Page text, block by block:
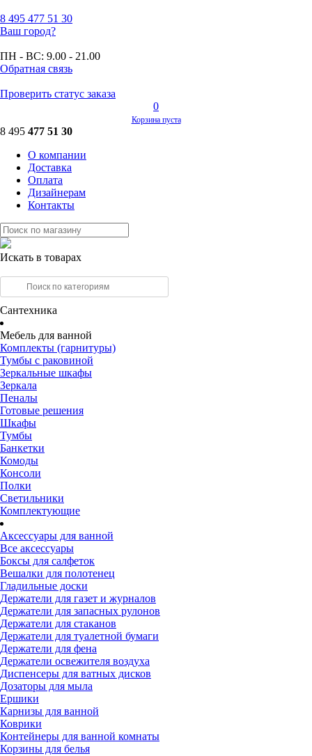
8 495 477 51 30
Ваш город?
ПН - ВС: 9.00 - 21.00
Обратная связь
Проверить статус заказа
0
Корзина пуста
8 495 477 51 30
О компании
Доставка
Оплата
Дизайнерам
Контакты
Искать в товарах
Сантехника
Мебель для ванной
Комплекты (гарнитуры)
Тумбы с раковиной
Зеркальные шкафы
Зеркала
Пеналы
Готовые решения
Шкафы
Тумбы
Банкетки
Комоды
Консоли
Полки
Светильники
Комплектующие
Аксессуары для ванной
Все аксессуары
Боксы для салфеток
Вешалки для полотенец
Гладильные доски
Держатели для газет и журналов
Держатели для запасных рулонов
Держатели для стаканов
Держатели для туалетной бумаги
Держатели для фена
Держатели освежителя воздуха
Диспенсеры для ватных дисков
Дозаторы для мыла
Ершики
Карнизы для ванной
Коврики
Контейнеры для ванной комнаты
Корзины для белья